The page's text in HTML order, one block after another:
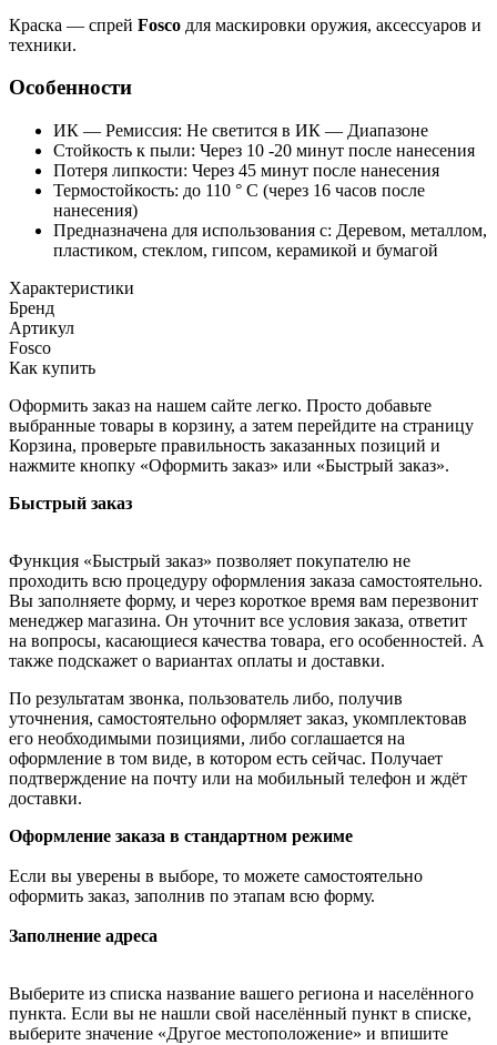
Краска — спрей Fosco для маскировки оружия, аксессуаров и
техники.
Особенности
ИК — Ремиссия: Не светится в ИК — Диапазоне
Стойкость к пыли: Через 10 -20 минут после нанесения
Потеря липкости: Через 45 минут после нанесения
Термостойкость: до 110 ° C (через 16 часов после
нанесения)
Предназначена для использования с: Деревом, металлом,
пластиком, стеклом, гипсом, керамикой и бумагой
Характеристики
Бренд
Артикул
Fosco
Как купить
Оформить заказ на нашем сайте легко. Просто добавьте
выбранные товары в корзину, а затем перейдите на страницу
Корзина, проверьте правильность заказанных позиций и
нажмите кнопку «Оформить заказ» или «Быстрый заказ».
Быстрый заказ
Функция «Быстрый заказ» позволяет покупателю не
проходить всю процедуру оформления заказа самостоятельно.
Вы заполняете форму, и через короткое время вам перезвонит
менеджер магазина. Он уточнит все условия заказа, ответит
на вопросы, касающиеся качества товара, его особенностей. А
также подскажет о вариантах оплаты и доставки.
По результатам звонка, пользователь либо, получив
уточнения, самостоятельно оформляет заказ, укомплектовав
его необходимыми позициями, либо соглашается на
оформление в том виде, в котором есть сейчас. Получает
подтверждение на почту или на мобильный телефон и ждёт
доставки.
Оформление заказа в стандартном режиме
Если вы уверены в выборе, то можете самостоятельно
оформить заказ, заполнив по этапам всю форму.
Заполнение адреса
Выберите из списка название вашего региона и населённого
пункта. Если вы не нашли свой населённый пункт в списке,
выберите значение «Другое местоположение» и впишите